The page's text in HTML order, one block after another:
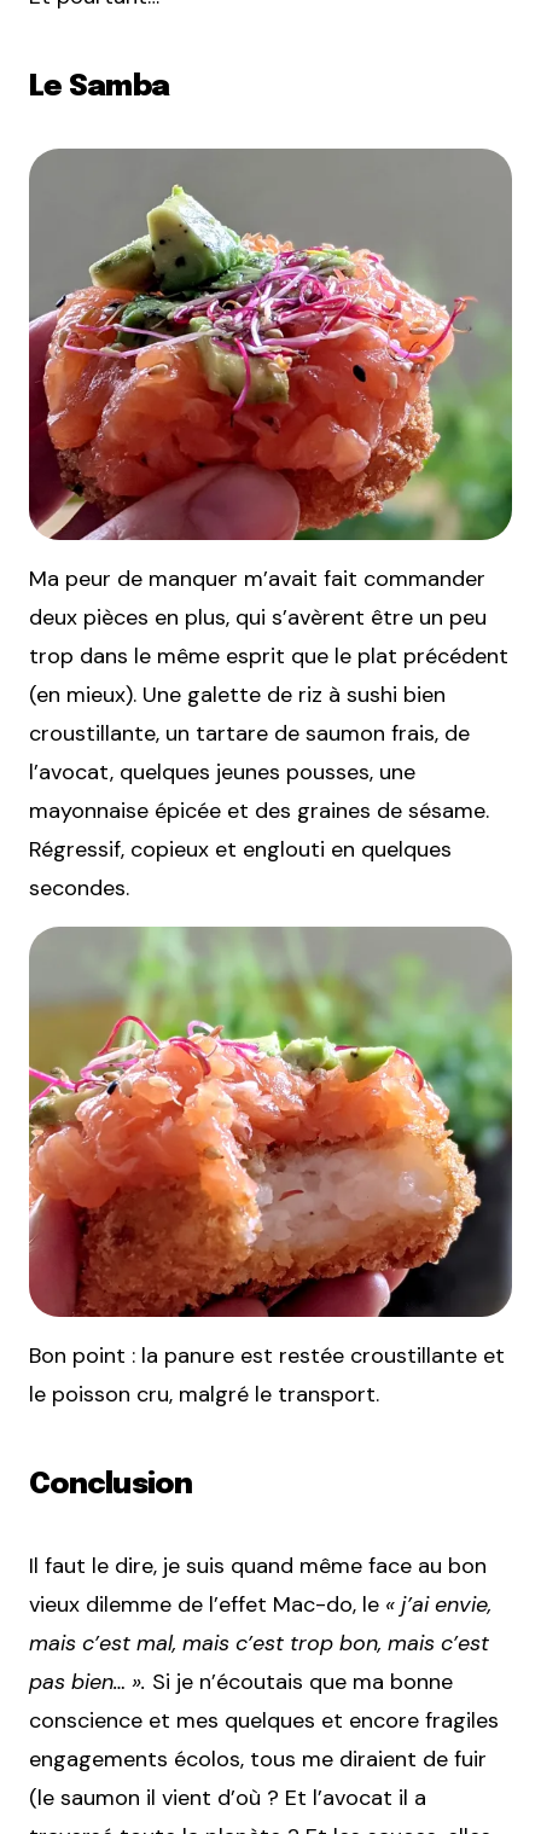
Le Samba
Ma peur de manquer m’avait fait commander
deux pièces en plus, qui s’avèrent être un peu
trop dans le même esprit que le plat précédent
(en mieux). Une galette de riz à sushi bien
croustillante, un tartare de saumon frais, de
l’avocat, quelques jeunes pousses, une
mayonnaise épicée et des graines de sésame.
Régressif, copieux et englouti en quelques
secondes.
Bon point : la panure est restée croustillante et
le poisson cru, malgré le transport.
Conclusion
Il faut le dire, je suis quand même face au bon
vieux dilemme de l’effet Mac-do, le « j’ai envie,
mais c’est mal, mais c’est trop bon, mais c’est
pas bien… ». Si je n’écoutais que ma bonne
conscience et mes quelques et encore fragiles
engagements écolos, tous me diraient de fuir
(le saumon il vient d’où ? Et l’avocat il a